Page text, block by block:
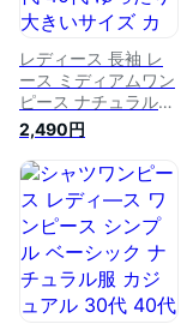
レディース 長袖 レ
ース ミディアムワン
ピース ナチュラル服
30代 40代 ゆったり
大きいサイズ カジュ
アル シンプル 無地
ベーシック 春夏
春夏ワンピース
NP1657
2,490円